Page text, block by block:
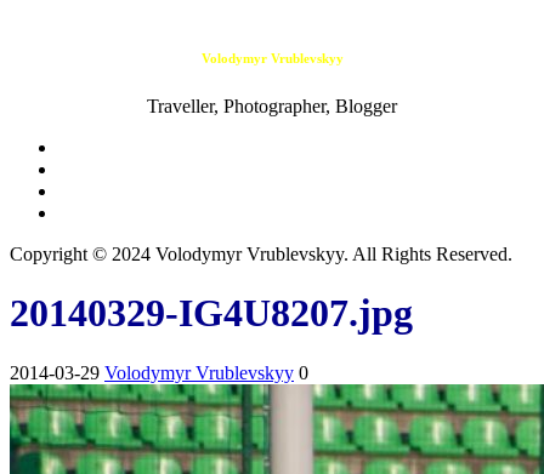
Volodymyr Vrublevskyy
Traveller, Photographer, Blogger
Copyright © 2024 Volodymyr Vrublevskyy. All Rights Reserved.
20140329-IG4U8207.jpg
2014-03-29 Volodymyr Vrublevskyy 0